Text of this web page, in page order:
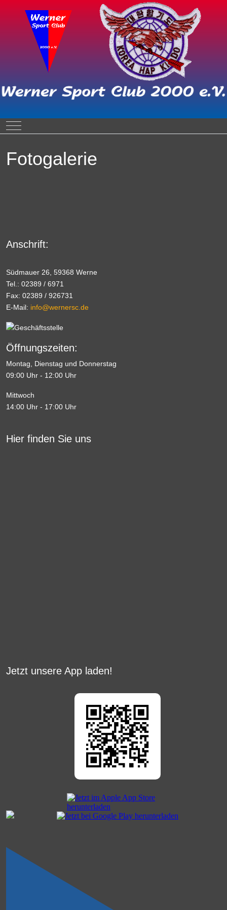
Mobile Menu Toggle
Fotogalerie
Anschrift:
Südmauer 26, 59368 Werne
Tel.: 02389 / 6971
Fax: 02389 / 926731
E-Mail: info@wernersc.de
Öffnungszeiten:
Montag, Dienstag und Donnerstag
09:00 Uhr - 12:00 Uhr
Mittwoch
14:00 Uhr - 17:00 Uhr
Hier finden Sie uns
Jetzt unsere App laden!